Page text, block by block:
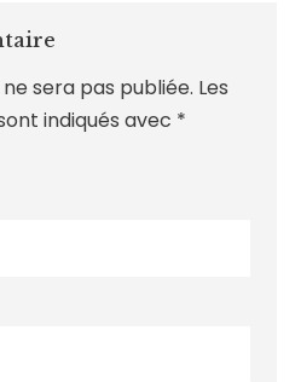
sera pas publiée. Les
indiqués avec *